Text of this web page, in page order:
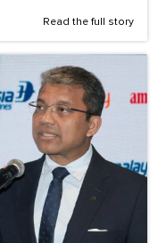
Read the full story